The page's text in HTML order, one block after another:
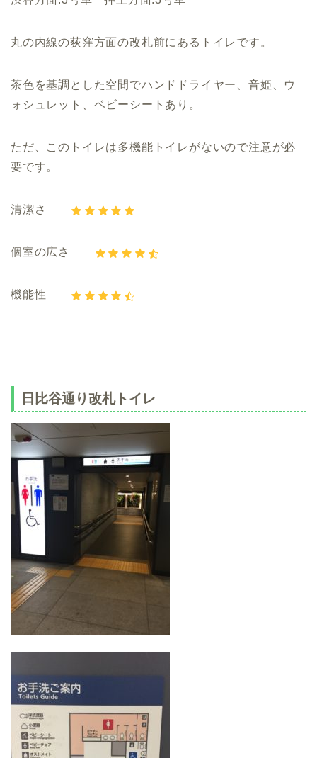
丸の内線の荻窪方面の改札前にあるトイレです。
茶色を基調とした空間でハンドドライヤー、音姫、ウ
ォシュレット、ベビーシートあり。
ただ、このトイレは多機能トイレがないので注意が必
要です。
清潔さ
個室の広さ
機能性
日比谷通り改札トイレ